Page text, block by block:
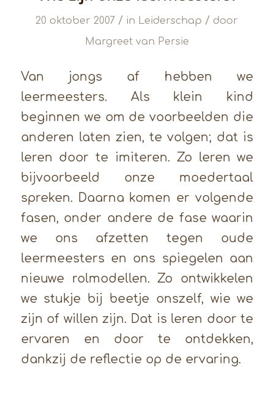
20 oktober 2007 / in Leiderschap / door
Margreet van Persie
Van jongs af hebben we
leermeesters. Als klein kind
beginnen we om de voorbeelden die
anderen laten zien, te volgen; dat is
leren door te imiteren. Zo leren we
bijvoorbeeld onze moedertaal
spreken. Daarna komen er volgende
fasen, onder andere de fase waarin
we ons afzetten tegen oude
leermeesters en ons spiegelen aan
nieuwe rolmodellen. Zo ontwikkelen
we stukje bij beetje onszelf, wie we
zijn of willen zijn. Dat is leren door te
ervaren en door te ontdekken,
dankzij de reflectie op de ervaring.